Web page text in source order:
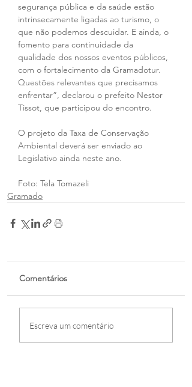
segurança pública e da saúde estão
intrinsecamente ligadas ao turismo, o
que não podemos descuidar. E ainda, o
fomento para continuidade da
qualidade dos nossos eventos públicos,
com o fortalecimento da Gramadotur.
Questões relevantes que precisamos
enfrentar”, declarou o prefeito Nestor
Tissot, que participou do encontro.
O projeto da Taxa de Conservação
Ambiental deverá ser enviado ao
Legislativo ainda neste ano.
Foto: Tela Tomazeli
Gramado
Comentários
Escreva um comentário